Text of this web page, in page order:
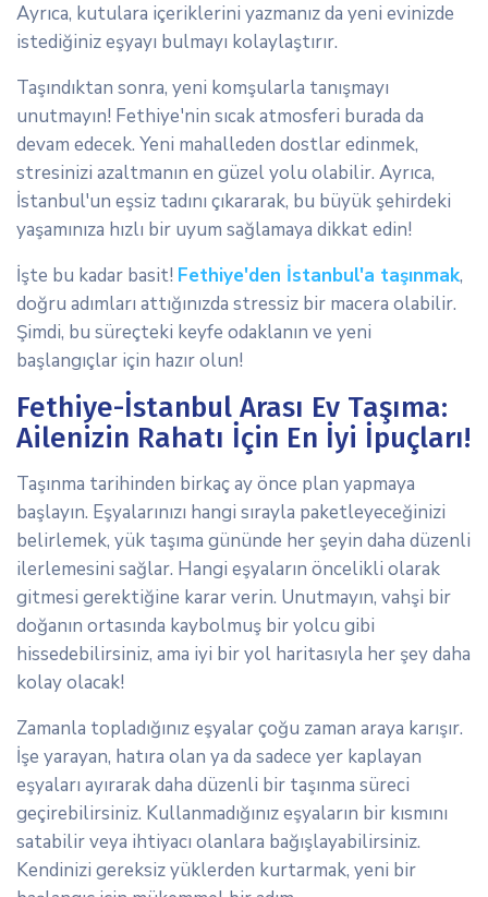
Ayrıca, kutulara içeriklerini yazmanız da yeni evinizde
istediğiniz eşyayı bulmayı kolaylaştırır.
Taşındıktan sonra, yeni komşularla tanışmayı
unutmayın! Fethiye'nin sıcak atmosferi burada da
devam edecek. Yeni mahalleden dostlar edinmek,
stresinizi azaltmanın en güzel yolu olabilir. Ayrıca,
İstanbul'un eşsiz tadını çıkararak, bu büyük şehirdeki
yaşamınıza hızlı bir uyum sağlamaya dikkat edin!
İşte bu kadar basit! Fethiye'den İstanbul'a taşınmak,
doğru adımları attığınızda stressiz bir macera olabilir.
Şimdi, bu süreçteki keyfe odaklanın ve yeni
başlangıçlar için hazır olun!
Fethiye-İstanbul Arası Ev Taşıma:
Ailenizin Rahatı İçin En İyi İpuçları!
Taşınma tarihinden birkaç ay önce plan yapmaya
başlayın. Eşyalarınızı hangi sırayla paketleyeceğinizi
belirlemek, yük taşıma gününde her şeyin daha düzenli
ilerlemesini sağlar. Hangi eşyaların öncelikli olarak
gitmesi gerektiğine karar verin. Unutmayın, vahşi bir
doğanın ortasında kaybolmuş bir yolcu gibi
hissedebilirsiniz, ama iyi bir yol haritasıyla her şey daha
kolay olacak!
Zamanla topladığınız eşyalar çoğu zaman araya karışır.
İşe yarayan, hatıra olan ya da sadece yer kaplayan
eşyaları ayırarak daha düzenli bir taşınma süreci
geçirebilirsiniz. Kullanmadığınız eşyaların bir kısmını
satabilir veya ihtiyacı olanlara bağışlayabilirsiniz.
Kendinizi gereksiz yüklerden kurtarmak, yeni bir